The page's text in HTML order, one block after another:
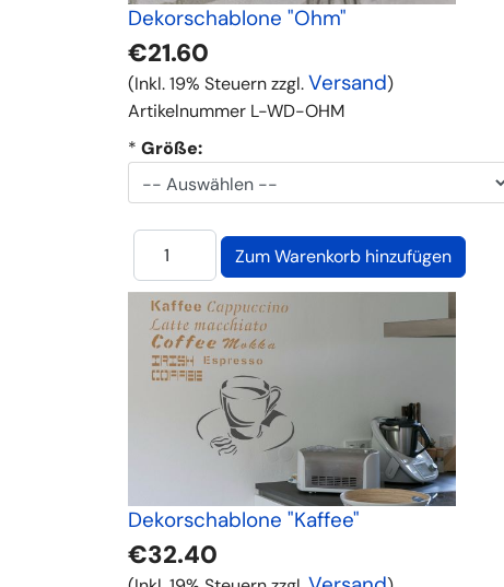
Dekorschablone "Ohm"
€21.60
(Inkl. 19% Steuern zzgl.Versand)
Artikelnummer L-WD-OHM
* Größe:
Dekorschablone "Kaffee"
€32.40